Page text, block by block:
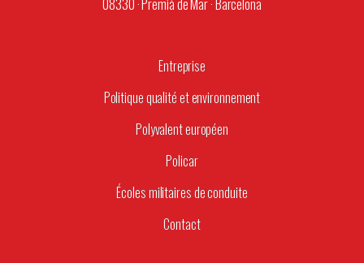
08330 · Premià de Mar · Barcelona
Entreprise
Politique qualité et environnement
Polyvalent européen
Policar
Écoles militaires de conduite
Contact